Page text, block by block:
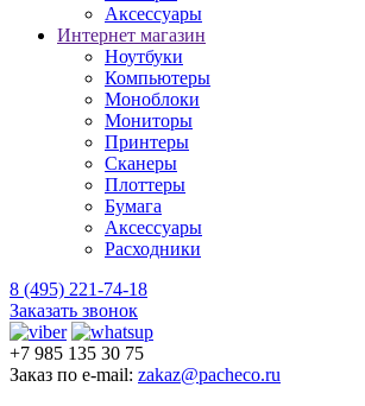
Аксессуары
Интернет магазин
Ноутбуки
Компьютеры
Моноблоки
Мониторы
Принтеры
Сканеры
Плоттеры
Бумага
Аксессуары
Расходники
8 (495) 221-74-18
Заказать звонок
+7 985 135 30 75
Заказ по e-mail: zakaz@pacheco.ru